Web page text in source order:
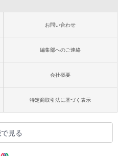
お問い合わせ
編集部へのご連絡
会社概要
特定商取引法に基づく表示
見る